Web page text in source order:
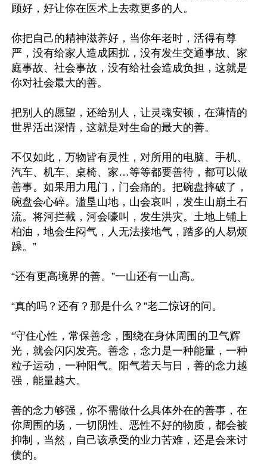
顾好，好让你在医术上去救更多的人。
你把自己的精神滋养好，当你年老时，活得有尊
严，没有给家人造成困扰，没有发生交通事故、家
庭事故、社会事故，没有给社会造成负担，这就是
你对社会最大的善。
把别人的愿望，还给别人，让灵魂安顿，在薄情的
世界活出深情，这就是对生命的最大的善。
不仅如此，万物皆有灵性，对所用的电脑、手机、
汽车、机车、桌椅、家…等等都要善待，都可以做
善事。如果用力甩门，门会痛的。把碗盘摔破了，
碗盘会心碎。滥垦山地，山会哀叫，发生山崩土石
流。将河拦截，河会嚎叫，发生洪灾。土地上铺上
柏油，地会生闷气，人无法接地气，踏多的人易烦
躁。”
“还有更高境界的善。”一山还有一山高。
“真的吗？还有？那是什么？”老二惊讶的问。
“守住心性，常保善念，围绕在身体周围的卫气辉
光，就会闪闪发亮。善念，念力是一种能量，一种
粒子运动，一种阳气。阳气若天与日，善的念力越
强，能量越大。
善的念力够强，你不需做什么具体外在的善事，在
你周围的场，一切阴性、恶性不好的物质，都会被
抑制，当然，自己该承受的业力苦难，还是会来讨
债的。